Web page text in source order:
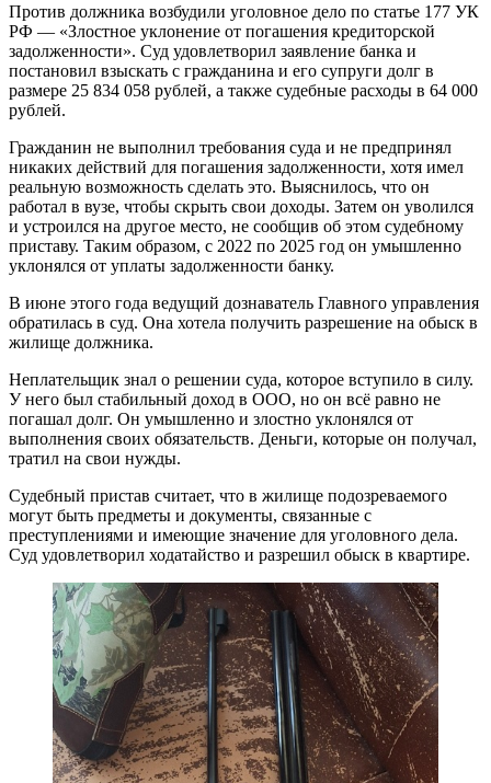
Против должника возбудили уголовное дело по статье 177 УК
РФ — «Злостное уклонение от погашения кредиторской
задолженности». Суд удовлетворил заявление банка и
постановил взыскать с гражданина и его супруги долг в
размере 25 834 058 рублей, а также судебные расходы в 64 000
рублей.
Гражданин не выполнил требования суда и не предпринял
никаких действий для погашения задолженности, хотя имел
реальную возможность сделать это. Выяснилось, что он
работал в вузе, чтобы скрыть свои доходы. Затем он уволился
и устроился на другое место, не сообщив об этом судебному
приставу. Таким образом, с 2022 по 2025 год он умышленно
уклонялся от уплаты задолженности банку.
В июне этого года ведущий дознаватель Главного управления
обратилась в суд. Она хотела получить разрешение на обыск в
жилище должника.
Неплательщик знал о решении суда, которое вступило в силу.
У него был стабильный доход в ООО, но он всё равно не
погашал долг. Он умышленно и злостно уклонялся от
выполнения своих обязательств. Деньги, которые он получал,
тратил на свои нужды.
Судебный пристав считает, что в жилище подозреваемого
могут быть предметы и документы, связанные с
преступлениями и имеющие значение для уголовного дела.
Суд удовлетворил ходатайство и разрешил обыск в квартире.